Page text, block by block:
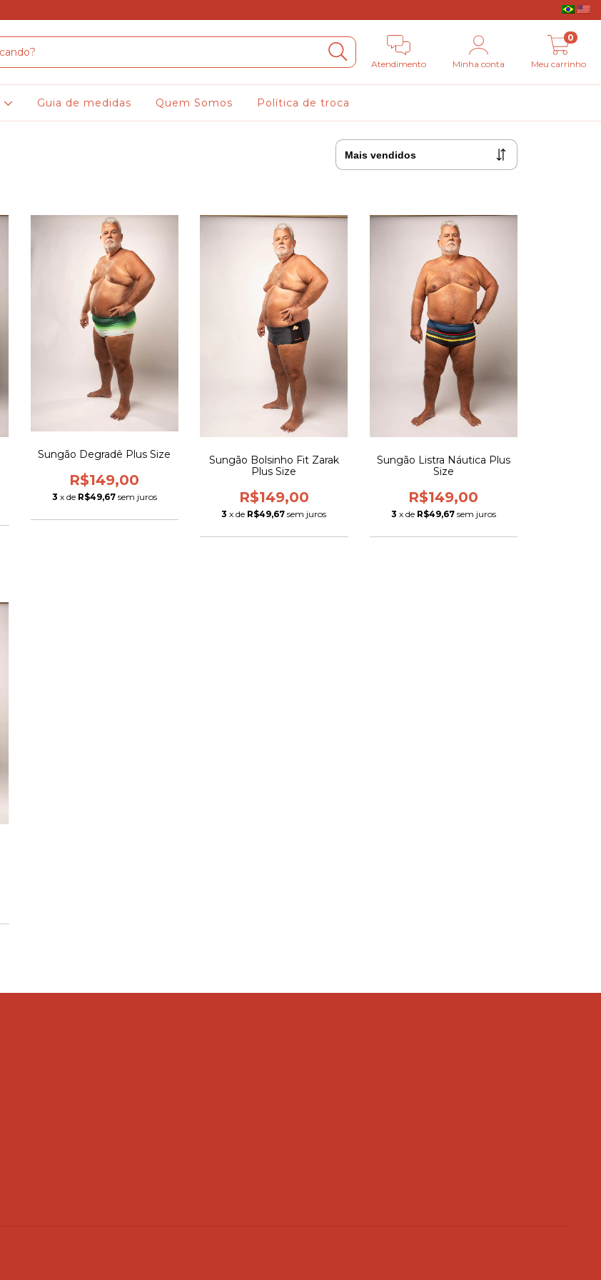
Atendimento Minha conta Meu carrinho
0
Guia de medidas Quem Somos Política de troca
Sungão Degradê Plus Size
R$149,00
3 x de R$49,67 sem juros
Sungão Bolsinho Fit Zarak
Plus Size
R$149,00
3 x de R$49,67 sem juros
Sungão Listra Náutica Plus
Size
R$149,00
3 x de R$49,67 sem juros